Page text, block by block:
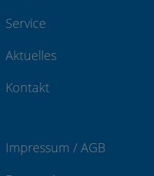
Service
Aktuelles
Kontakt
Impressum / AGB